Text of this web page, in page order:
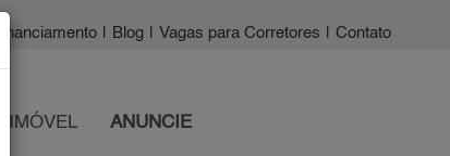
Blog Vagas para Corretores Contato
IMÓVEL ANUNCIE